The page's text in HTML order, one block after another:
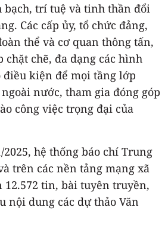
bạch, trí tuệ và tinh thần đổi
Các cấp ủy, tổ chức đảng,
thể và cơ quan thông tấn,
chặt chẽ, đa dạng các hình
kiện để mọi tầng lớp
nước, tham gia đóng góp
công việc trọng đại của
hệ thống báo chí Trung
trên các nền tảng mạng xã
12.572 tin, bài tuyên truyền,
nội dung các dự thảo Văn